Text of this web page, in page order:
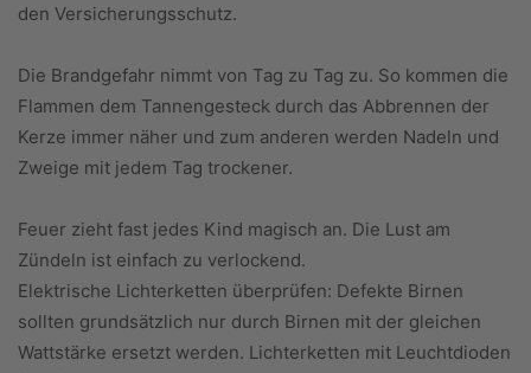
den Versicherungsschutz.
Die Brandgefahr nimmt von Tag zu Tag zu. So kommen die
Flammen dem Tannengesteck durch das Abbrennen der
Kerze immer näher und zum anderen werden Nadeln und
Zweige mit jedem Tag trockener.
Feuer zieht fast jedes Kind magisch an. Die Lust am
Zündeln ist einfach zu verlockend.
Elektrische Lichterketten überprüfen: Defekte Birnen
sollten grundsätzlich nur durch Birnen mit der gleichen
Wattstärke ersetzt werden. Lichterketten mit Leuchtdioden